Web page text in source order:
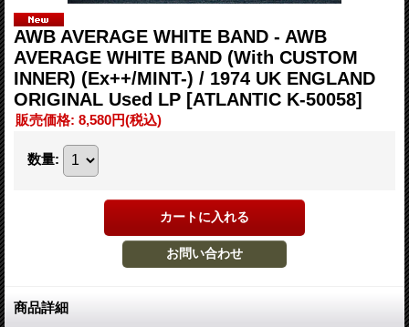
AWB AVERAGE WHITE BAND - AWB
AVERAGE WHITE BAND (With CUSTOM
INNER) (Ex++/MINT-) / 1974 UK ENGLAND
ORIGINAL Used LP [ATLANTIC K-50058]
販売価格: 8,580円(税込)
数量:
商品詳細